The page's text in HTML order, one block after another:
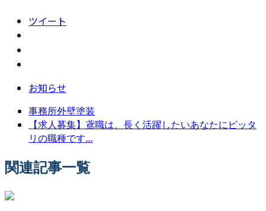
ツイート
お知らせ
事務所外壁塗装
【求人募集】鳶職は、長く活躍したいあなたにピッタ
リの職種です...
関連記事一覧